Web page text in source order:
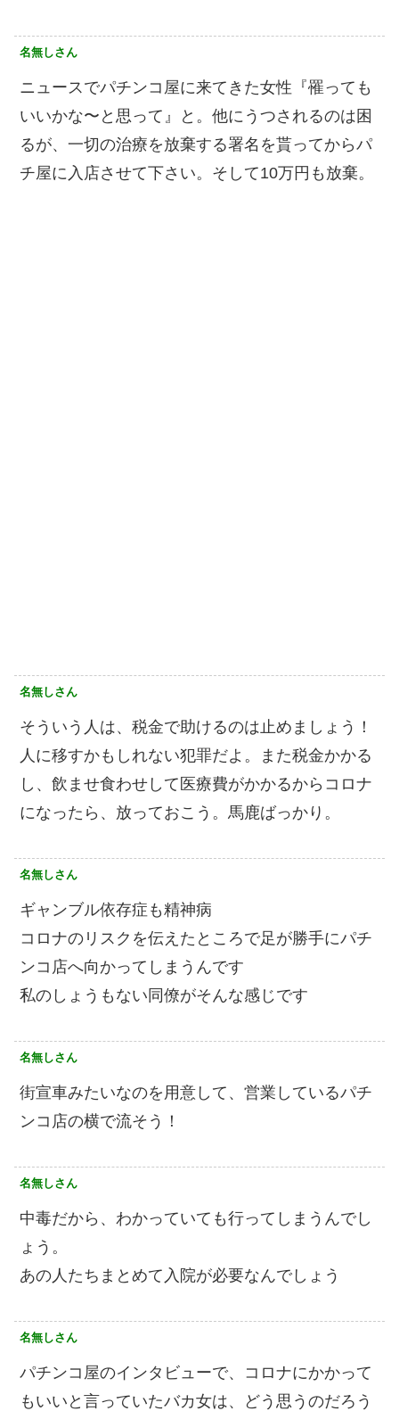
名無しさん
ニュースでパチンコ屋に来てきた女性『罹っても
いいかな〜と思って』と。他にうつされるのは困
るが、一切の治療を放棄する署名を貰ってからパ
チ屋に入店させて下さい。そして10万円も放棄。
名無しさん
そういう人は、税金で助けるのは止めましょう！
人に移すかもしれない犯罪だよ。また税金かかる
し、飲ませ食わせして医療費がかかるからコロナ
になったら、放っておこう。馬鹿ばっかり。
名無しさん
ギャンブル依存症も精神病
コロナのリスクを伝えたところで足が勝手にパチ
ンコ店へ向かってしまうんです
私のしょうもない同僚がそんな感じです
名無しさん
街宣車みたいなのを用意して、営業しているパチ
ンコ店の横で流そう！
名無しさん
中毒だから、わかっていても行ってしまうんでし
ょう。
あの人たちまとめて入院が必要なんでしょう
名無しさん
パチンコ屋のインタビューで、コロナにかかって
もいいと言っていたバカ女は、どう思うのだろう